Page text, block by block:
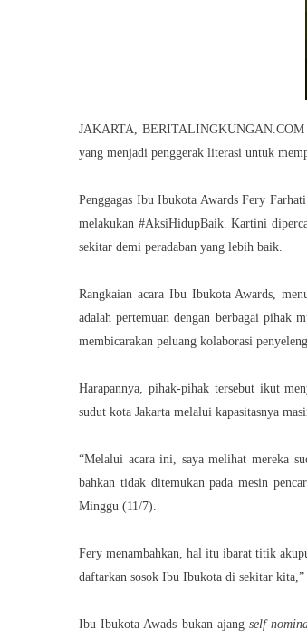
JAKARTA, BERITALINGKUNGAN.COM
yang menjadi penggerak literasi untuk
Penggagas Ibu Ibukota Awards Fery
melakukan #AksiHidupBaik. Kartini
sekitar demi peradaban yang lebih baik.
Rangkaian acara Ibu Ibukota Awards,
adalah pertemuan dengan berbagai pihak
membicarakan peluang kolaborasi
Harapannya, pihak-pihak tersebut ikut
sudut kota Jakarta melalui kapasitasnya
“Melalui acara ini, saya melihat mereka
bahkan tidak ditemukan pada mesin
Minggu (11/7).
Fery menambahkan, hal itu ibarat titik
daftarkan sosok Ibu Ibukota di sekitar kita,”
Ibu Ibukota Awads bukan ajang self-